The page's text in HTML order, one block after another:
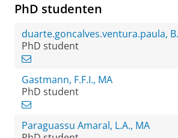
PhD studenten
duarte.goncalves.ventura.paula, B.
PhD student
Gastmann, F.F.I., MA
PhD student
Paraguassu Amaral, L.A., MA